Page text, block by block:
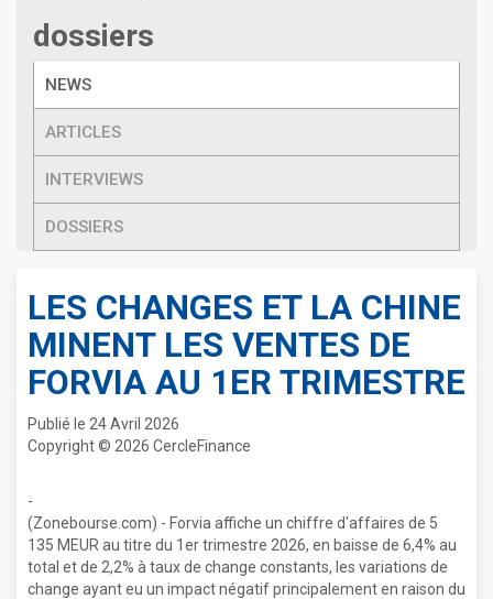
dossiers
NEWS
ARTICLES
INTERVIEWS
DOSSIERS
LES CHANGES ET LA CHINE
MINENT LES VENTES DE
FORVIA AU 1ER TRIMESTRE
Publié le 24 Avril 2026
Copyright © 2026 CercleFinance
-
(Zonebourse.com) - Forvia affiche un chiffre d'affaires de 5
135 MEUR au titre du 1er trimestre 2026, en baisse de 6,4% au
total et de 2,2% à taux de change constants, les variations de
change ayant eu un impact négatif principalement en raison du